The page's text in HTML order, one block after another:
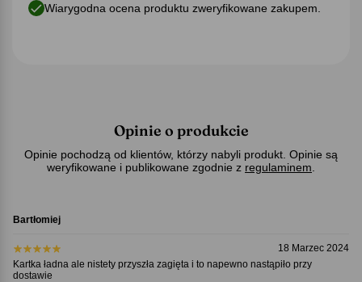
Wiarygodna ocena produktu zweryfikowane zakupem.
Opinie o produkcie
Opinie pochodzą od klientów, którzy nabyli produkt. Opinie są
weryfikowane i publikowane zgodnie z regulaminem
Bartłomiej
18 Marzec 2024
Kartka ładna ale nistety przyszła zagięta i to napewno nastąpiło przy
dostawie